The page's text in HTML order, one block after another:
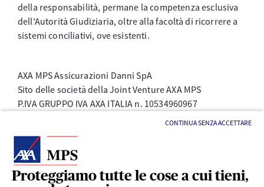
Proteggiamo tutte le cose a cui tieni,
CONTINUA SENZA ACCETTARE
della responsabilità, permane la competenza esclusiva
dell'Autorità Giudiziaria, oltre alla facoltà di ricorrere a
sistemi conciliativi, ove esistenti.
AXA MPS Assicurazioni Danni SpA
Sito delle società della Joint Venture AXA MPS
P.IVA GRUPPO IVA AXA ITALIA n. 10534960967